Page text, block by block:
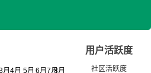
用户活跃度